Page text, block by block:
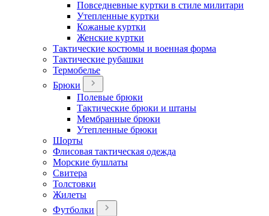
Повседневные куртки в стиле милитари
Утепленные куртки
Кожаные куртки
Женские куртки
Тактические костюмы и военная форма
Тактические рубашки
Термобелье
Брюки
Полевые брюки
Тактические брюки и штаны
Мембранные брюки
Утепленные брюки
Шорты
Флисовая тактическая одежда
Морские бушлаты
Свитера
Толстовки
Жилеты
Футболки